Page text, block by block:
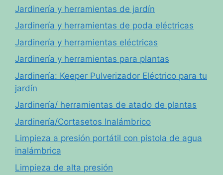
Jardinería y herramientas de jardín
Jardinería y herramientas de poda eléctricas
Jardinería y herramientas eléctricas
Jardinería y herramientas para plantas
Jardinería: Keeper Pulverizador Eléctrico para tu
jardín
Jardinería/ herramientas de atado de plantas
Jardinería/Cortasetos Inalámbrico
Limpieza a presión portátil con pistola de agua
inalámbrica
Limpieza de alta presión